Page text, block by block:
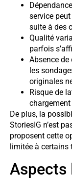
service
suite à des
Qualité
parfois
Absence
les
originales
Risque de
De plus, la
StoriesIG n’est
proposent cette
limitée à certains
Aspects